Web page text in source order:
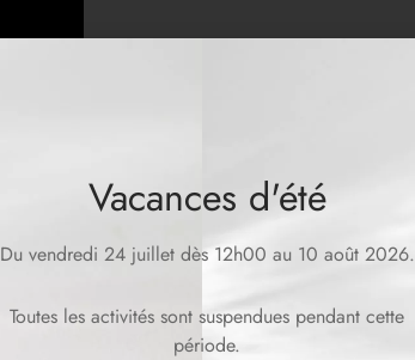
Vacances d'été
Du vendredi 24 juillet dès 12h00 au 10 août 2026.
Toutes les activités sont suspendues pendant cette
période.